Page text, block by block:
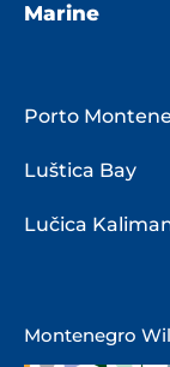
Marine
Porto
Luštica Bay
Lučica
Montenegro